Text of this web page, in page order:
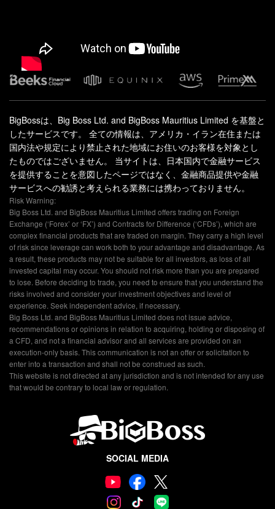
BigBossは、Big Boss Ltd. and BigBoss Mauritius Limited を基盤と
したサービスです。 全ての情報は、アメリカ・イラン在住または
国内法や規定により禁止された地域にお住いのお客様を対象とし
たものではございません。 当サイトは、日本国内で金融サービス
を提供することを意図したページではなく、金融商品提供や金融
サービスへの勧誘と考えられる業務には携わっておりません。
Risk Warning:
Big Boss Ltd. and BigBoss Mauritius Limited offers trading on Foreign
Exchange (‘Forex’ or ‘FX’) and Contracts for Difference (‘CFDs’), which are
complex financial products that are traded on margin. They carry a high level
of risk since leverage can work both to your advantage and disadvantage. As
a result, these products may not be suitable for all investors, as loss of all
invested capital may occur. You should not risk more than you are prepared
to lose. Before deciding to trade, you need to ensure that you understand the
risks involved and consider your investment objectives and level of
experience. Seek independent advice, if necessary.
Big Boss Ltd. and BigBoss Mauritius Limited does not issue advice,
recommendations or opinions in relation to acquiring, holding or disposing of
a CFD, and not a financial advisor and all services are provided on an
execution-only basis. This communication is not an offer or solicitation to
enter into a transaction and shall not be construed as such.
This website is not directed at any jurisdiction and is not intended for any use
that would be contrary to local law or regulation.
SOCIAL MEDIA